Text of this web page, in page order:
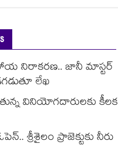
నిరాకరణ.. జానీ మాస్టర్
లేఖ
వినియోగదారులకు కీలక
శ్రీశైలం ప్రాజెక్టుకు నీరు